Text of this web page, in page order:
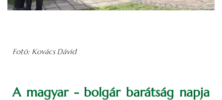
Fotó: Kovács Dávid
A magyar - bolgár barátság napja